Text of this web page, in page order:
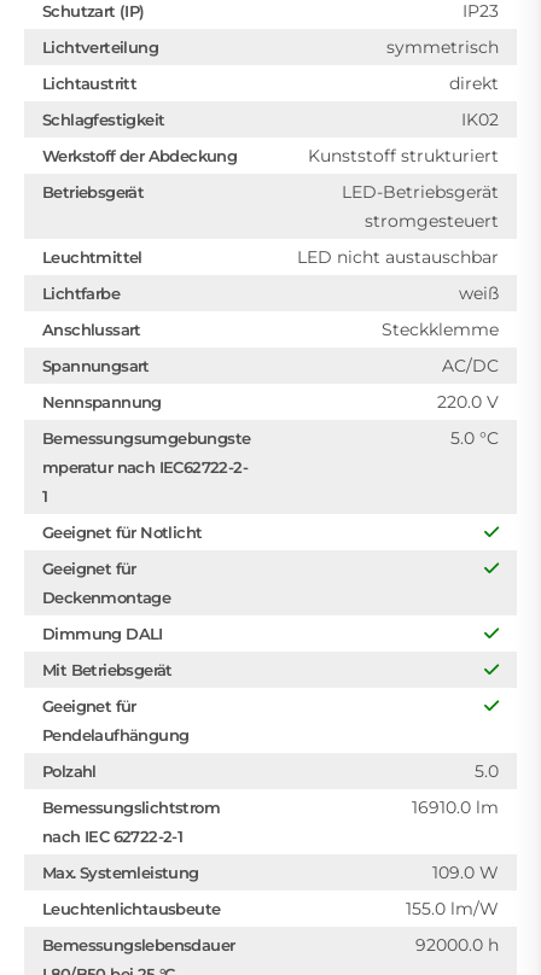
Schutzart (IP) IP23
Lichtverteilung symmetrisch
Lichtaustritt direkt
Schlagfestigkeit IK02
Werkstoff der Abdeckung Kunststoff strukturiert
Betriebsgerät
LED-Betriebsgerät
stromgesteuert
Leuchtmittel LED nicht austauschbar
Lichtfarbe weiß
Anschlussart Steckklemme
Spannungsart AC/DC
Nennspannung 220.0 V
Bemessungsumgebungste
mperatur nach IEC62722-2-
1
5.0 °C
Geeignet für Notlicht
Geeignet für
Deckenmontage
Dimmung DALI
Mit Betriebsgerät
Geeignet für
Pendelaufhängung
Polzahl
5.0
Bemessungslichtstrom
nach IEC 62722-2-1
16910.0 lm
Max. Systemleistung 109.0 W
Leuchtenlichtausbeute 155.0 lm/W
Bemessungslebensdauer
92000.0 h